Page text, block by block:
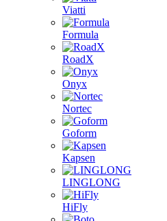
Viatti
Formula
RoadX
Onyx
Nortec
Goform
Kapsen
LINGLONG
HiFly